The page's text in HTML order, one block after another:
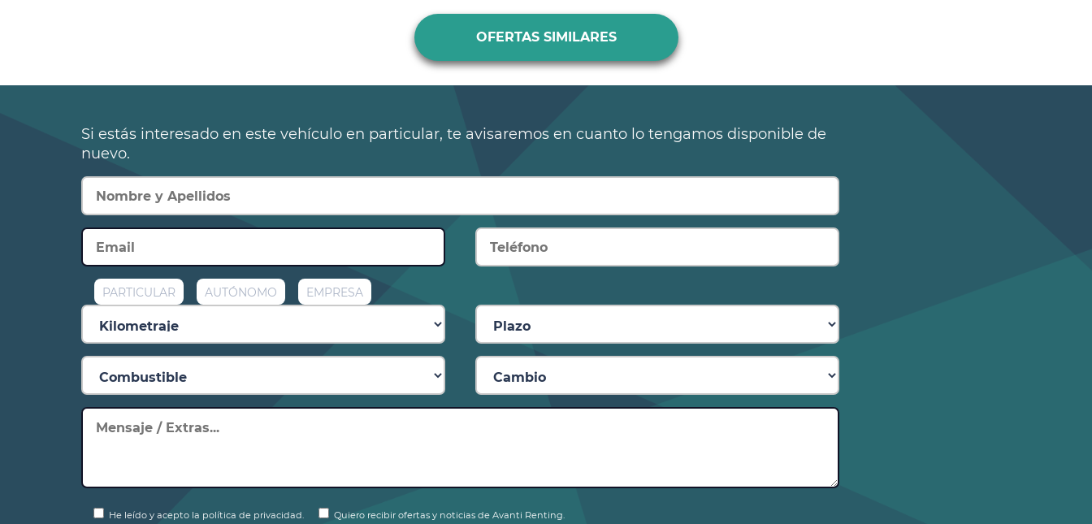
OFERTAS SIMILARES
Si estás interesado en este vehículo en particular, te avisaremos en cuanto lo tengamos disponible de
nuevo.
PARTICULAR AUTÓNOMO EMPRESA
He leído y acepto la política de privacidad. Quiero recibir ofertas y noticias de Avanti Renting.